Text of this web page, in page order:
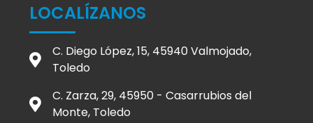
LOCALÍZANOS
C. Diego López, 15, 45940 Valmojado,
Toledo
C. Zarza, 29, 45950 - Casarrubios del
Monte, Toledo